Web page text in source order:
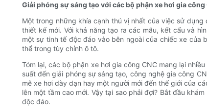
Giải phóng sự sáng tạo với các bộ phận xe hơi gia công
Một trong những khía cạnh thú vị nhất của việc sử
thiết kế mới. Với khả năng tạo ra các mẫu, kết cấu và
một sự tinh tế độc đáo vào bên ngoài của chiếc xe
thể trong tùy chỉnh ô tô.
Tóm lại, các bộ phận xe hơi gia công CNC mang lại
suất đến giải phóng sự sáng tạo, công nghệ gia công
mê xe hơi dày dạn hay một người mới đến thế giới của
lên một tầm cao mới. Vậy tại sao phải đợi? Bắt đầu
độc đáo.